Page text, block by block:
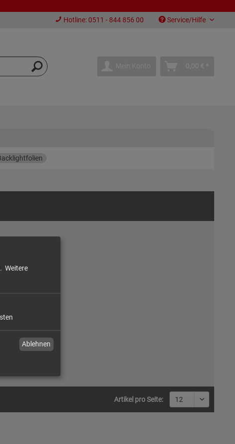
Hotline: 0511 - 844 856 00 Service/Hilfe
Artikel pro Seite:
Weitere
Ablehnen